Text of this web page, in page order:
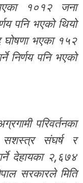
१०१२ जना
पनि भएको थियो
घोषणा भएका १५२
निर्णय पनि भएको
परिवर्तनका
सशस्त्र संघर्ष र
देहायका २,६७४
सरकारले मिति